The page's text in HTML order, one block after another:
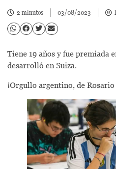
2 minutos 03/08/2023
Tiene 19 años y fue premiada
desarrolló en Suiza.
¡Orgullo argentino, de